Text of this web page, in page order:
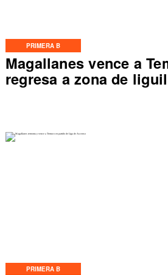
PRIMERA B
Magallanes vence a
regresa a zona de
PRIMERA B